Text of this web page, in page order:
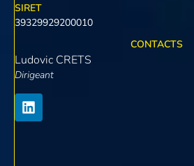
SIRET
39329929200010
CONTACTS
Ludovic CRETS
Dirigeant